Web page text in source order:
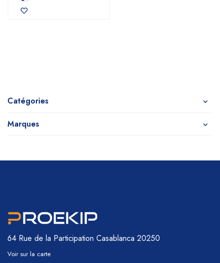
Catégories
Marques
64 Rue de la Participation Casablanca 20250
Voir sur la carte